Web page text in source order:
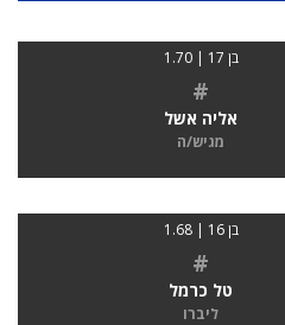
בן 17 | 1.70
#
אליה אשל
מגיש/ה
בן 16 | 1.68
#
טל כרמל
ליברו